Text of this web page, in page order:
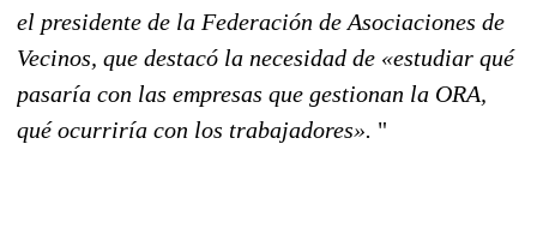
el presidente de la Federación de Asociaciones de
Vecinos, que destacó la necesidad de «estudiar qué
pasaría con las empresas que gestionan la ORA,
qué ocurriría con los trabajadores». "